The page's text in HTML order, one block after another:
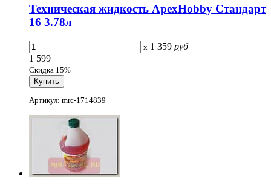
Техническая жидкость ApexHobby Стандарт
16 3.78л
x 1 359 руб
1 599
Скидка 15%
Артикул: mrc-1714839